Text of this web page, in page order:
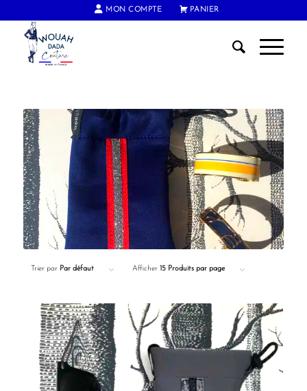
MON COMPTE PANIER
Trier par Par défaut Afficher 15 Produits par page